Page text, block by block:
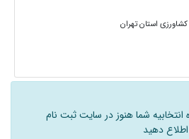
استان تهران
انتخابیه شما هنوز در سایت ثبت نام
دهید